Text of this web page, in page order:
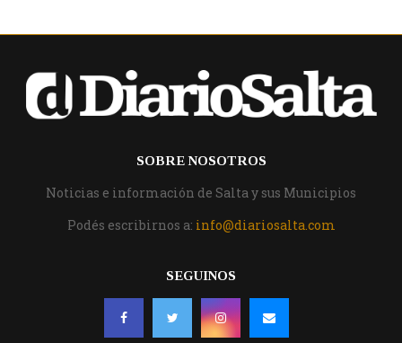
SOBRE NOSOTROS
Noticias e información de Salta y sus Municipios
Podés escribirnos a: info@diariosalta.com
SEGUINOS